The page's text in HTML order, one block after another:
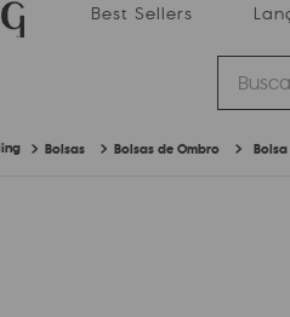
Best Sellers
Buscar
Bolsas Bolsas de Ombro